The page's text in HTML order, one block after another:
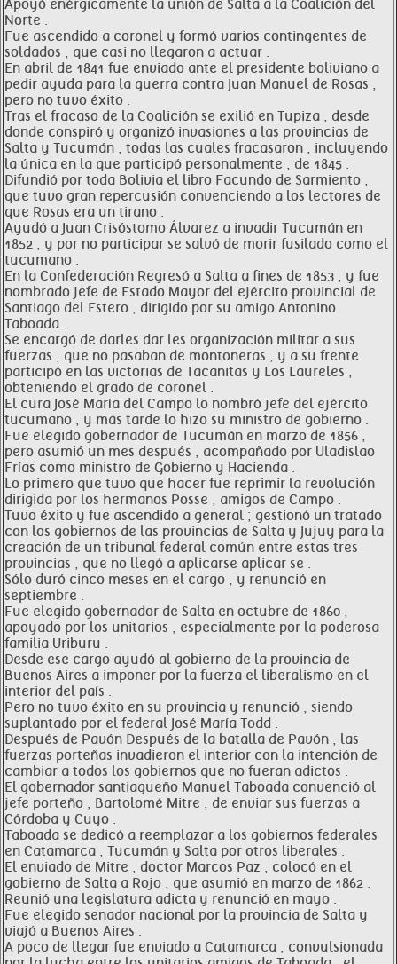
Apoyó enérgicamente la unión de Salta a la Coalición del
Norte .
Fue ascendido a coronel y formó varios contingentes de
soldados , que casi no llegaron a actuar .
En abril de 1841 fue enviado ante el presidente boliviano a
pedir ayuda para la guerra contra Juan Manuel de Rosas ,
pero no tuvo éxito .
Tras el fracaso de la Coalición se exilió en Tupiza , desde
donde conspiró y organizó invasiones a las provincias de
Salta y Tucumán , todas las cuales fracasaron , incluyendo
la única en la que participó personalmente , de 1845 .
Difundió por toda Bolivia el libro Facundo de Sarmiento ,
que tuvo gran repercusión convenciendo a los lectores de
que Rosas era un tirano .
Ayudó a Juan Crisóstomo Álvarez a invadir Tucumán en
1852 , y por no participar se salvó de morir fusilado como el
tucumano .
En la Confederación Regresó a Salta a fines de 1853 , y fue
nombrado jefe de Estado Mayor del ejército provincial de
Santiago del Estero , dirigido por su amigo Antonino
Taboada .
Se encargó de darles dar les organización militar a sus
fuerzas , que no pasaban de montoneras , y a su frente
participó en las victorias de Tacanitas y Los Laureles ,
obteniendo el grado de coronel .
El cura José María del Campo lo nombró jefe del ejército
tucumano , y más tarde lo hizo su ministro de gobierno .
Fue elegido gobernador de Tucumán en marzo de 1856 ,
pero asumió un mes después , acompañado por Uladislao
Frías como ministro de Gobierno y Hacienda .
Lo primero que tuvo que hacer fue reprimir la revolución
dirigida por los hermanos Posse , amigos de Campo .
Tuvo éxito y fue ascendido a general ; gestionó un tratado
con los gobiernos de las provincias de Salta y Jujuy para la
creación de un tribunal federal común entre estas tres
provincias , que no llegó a aplicarse aplicar se .
Sólo duró cinco meses en el cargo , y renunció en
septiembre .
Fue elegido gobernador de Salta en octubre de 1860 ,
apoyado por los unitarios , especialmente por la poderosa
familia Uriburu .
Desde ese cargo ayudó al gobierno de la provincia de
Buenos Aires a imponer por la fuerza el liberalismo en el
interior del país .
Pero no tuvo éxito en su provincia y renunció , siendo
suplantado por el federal José María Todd .
Después de Pavón Después de la batalla de Pavón , las
fuerzas porteñas invadieron el interior con la intención de
cambiar a todos los gobiernos que no fueran adictos .
El gobernador santiagueño Manuel Taboada convenció al
jefe porteño , Bartolomé Mitre , de enviar sus fuerzas a
Córdoba y Cuyo .
Taboada se dedicó a reemplazar a los gobiernos federales
en Catamarca , Tucumán y Salta por otros liberales .
El enviado de Mitre , doctor Marcos Paz , colocó en el
gobierno de Salta a Rojo , que asumió en marzo de 1862 .
Reunió una legislatura adicta y renunció en mayo .
Fue elegido senador nacional por la provincia de Salta y
viajó a Buenos Aires .
A poco de llegar fue enviado a Catamarca , convulsionada